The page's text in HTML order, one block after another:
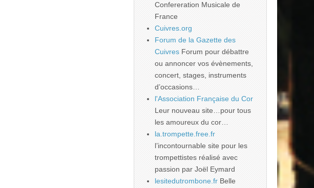
Confereration Musicale de
France
Cuivres.org
Forum de la Gazette des
Cuivres Forum pour débattre
ou annoncer vos évènements,
concert, stages, instruments
d’occasions…
l'Association Française du Cor
Leur nouveau site…pour tous
les amoureux du cor…
la.trompette.free.fr
l’incontournable site pour les
trompettistes réalisé avec
passion par Joël Eymard
lesitedutrombone.fr Belle